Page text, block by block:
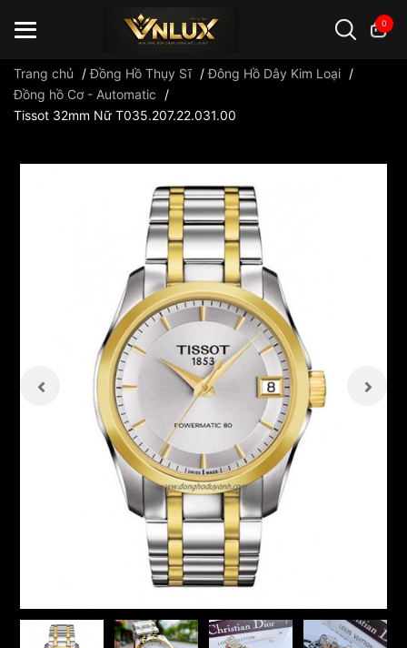
0
Đồng hồ casio đồng hồ G-Shock đồng hồ Orient
Trang chủ /Đồng Hồ Thụy Sĩ /Đông Hồ Dây Kim Loại /
Đồng hồ Cơ - Automatic
/
Tissot 32mm Nữ T035.207.22.031.00